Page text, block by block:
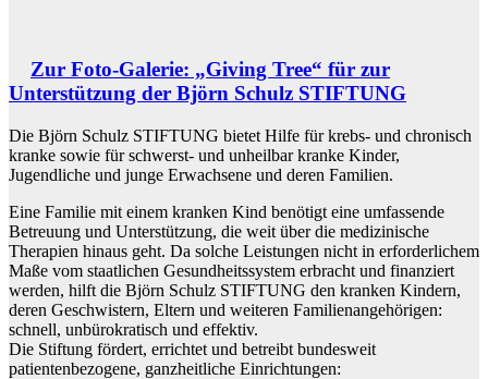
Zur Foto-Galerie: „Giving Tree“ für zur
Unterstützung der Björn Schulz STIFTUNG
Die Björn Schulz STIFTUNG bietet Hilfe für krebs- und chronisch
kranke sowie für schwerst- und unheilbar kranke Kinder,
Jugendliche und junge Erwachsene und deren Familien.
Eine Familie mit einem kranken Kind benötigt eine umfassende
Betreuung und Unterstützung, die weit über die medizinische
Therapien hinaus geht. Da solche Leistungen nicht in erforderlichem
Maße vom staatlichen Gesundheitssystem erbracht und finanziert
werden, hilft die Björn Schulz STIFTUNG den kranken Kindern,
deren Geschwistern, Eltern und weiteren Familienangehörigen:
schnell, unbürokratisch und effektiv.
Die Stiftung fördert, errichtet und betreibt bundesweit
patientenbezogene, ganzheitliche Einrichtungen: